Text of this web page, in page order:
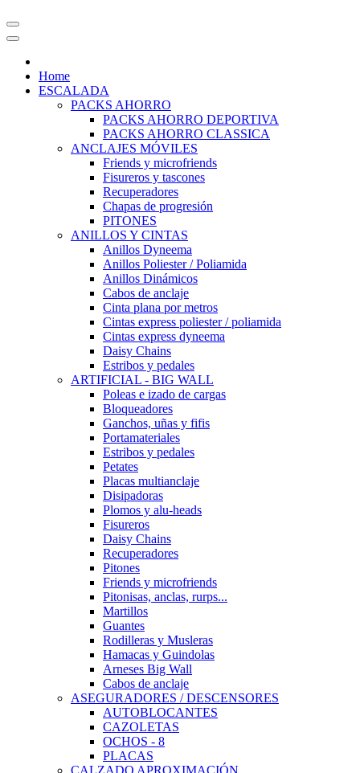
Home
ESCALADA
PACKS AHORRO
PACKS AHORRO DEPORTIVA
PACKS AHORRO CLASSICA
ANCLAJES MÓVILES
Friends y microfriends
Fisureros y tascones
Recuperadores
Chapas de progresión
PITONES
ANILLOS Y CINTAS
Anillos Dyneema
Anillos Poliester / Poliamida
Anillos Dinámicos
Cabos de anclaje
Cinta plana por metros
Cintas express poliester / poliamida
Cintas express dyneema
Daisy Chains
Estribos y pedales
ARTIFICIAL - BIG WALL
Poleas e izado de cargas
Bloqueadores
Ganchos, uñas y fifis
Portamateriales
Estribos y pedales
Petates
Placas multianclaje
Disipadoras
Plomos y alu-heads
Fisureros
Daisy Chains
Recuperadores
Pitones
Friends y microfriends
Pitonisas, anclas, rurps...
Martillos
Guantes
Rodilleras y Musleras
Hamacas y Guindolas
Arneses Big Wall
Cabos de anclaje
ASEGURADORES / DESCENSORES
AUTOBLOCANTES
CAZOLETAS
OCHOS - 8
PLACAS
CALZADO APROXIMACIÓN